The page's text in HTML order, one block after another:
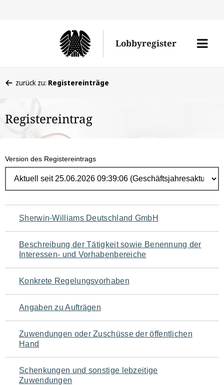
Lobbyregister
Menü
befinden
hier:
zurück zu: Registereinträge
Registereintrag
Version des Registereintrags
Navigation
für
den
Seiteninhalt
Sherwin-Williams Deutschland GmbH
Beschreibung der Tätigkeit sowie Benennung der
Interessen- und Vorhabenbereiche
Konkrete Regelungsvorhaben
Angaben zu Aufträgen
Zuwendungen oder Zuschüsse der öffentlichen
Hand
Schenkungen und sonstige lebzeitige
Zuwendungen